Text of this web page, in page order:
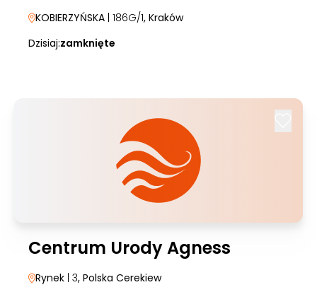
KOBIERZYŃSKA | 186G/1, Kraków
Dzisiaj:zamknięte
Centrum Urody Agness
Rynek | 3, Polska Cerekiew